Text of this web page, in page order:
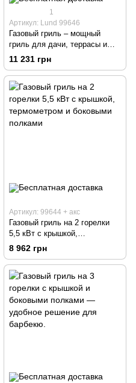
1
Артикул: Lund 99646
Газовый гриль – мощный
гриль для дачи, террасы и
загородного дома.
11 231 грн
Артикул: 99644 + акс
Газовый гриль на 2 горелки
5,5 кВт с крышкой,
термометром и боковыми
полками
8 962 грн